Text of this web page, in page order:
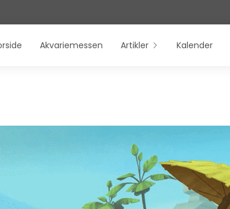
Akvariemessen Artikler Kalender